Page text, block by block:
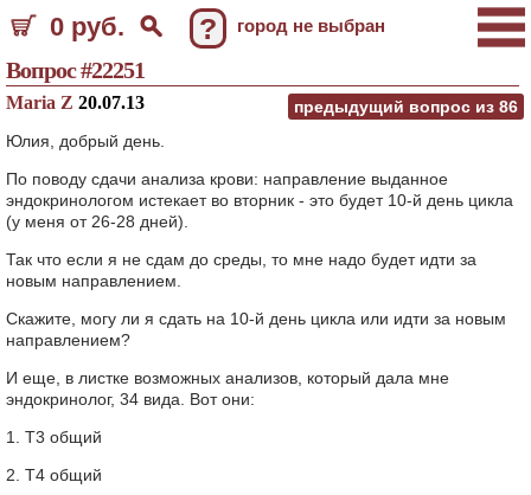
0 руб. ? город не выбран
Вопрос #22251
предыдущий вопрос из 86
Maria Z 20.07.13
Юлия, добрый день.
По поводу сдачи анализа крови: направление выданное
эндокринологом истекает во вторник - это будет 10-й день цикла
(у меня от 26-28 дней).
Так что если я не сдам до среды, то мне надо будет идти за
новым направлением.
Скажите, могу ли я сдать на 10-й день цикла или идти за новым
направлением?
И еще, в листке возможных анализов, который дала мне
эндокринолог, 34 вида. Вот они:
1. Т3 общий
2. Т4 общий